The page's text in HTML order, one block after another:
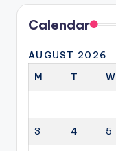
Calendar
AUGUST 2026
M
T W
3 4 5